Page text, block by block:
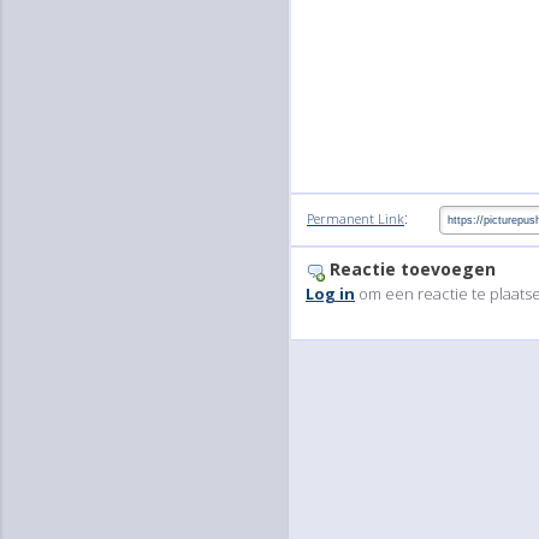
Permanent Link:
Reactie toevoegen
Log in om een reactie te